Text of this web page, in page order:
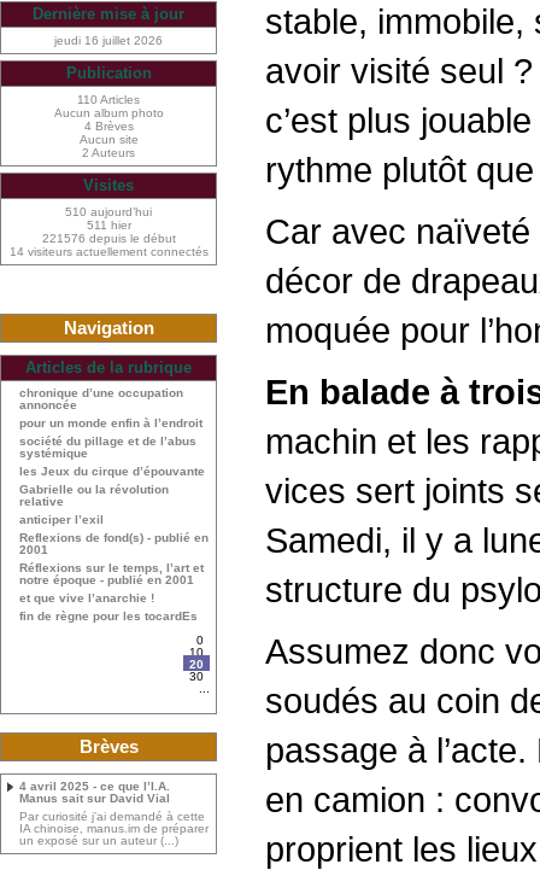
stable, immobile,
avoir visité seul
c’est plus
rythme plutôt
Car avec
décor de
moquée pour
En balade à
machin et les
vices sert joints
Samedi, il y a
structure du
Assumez donc
soudés au coin
passage à
en camion :
proprient les
Dernière mise à jour
jeudi 16 juillet 2026
Publication
110 Articles
Aucun album photo
4 Brèves
Aucun site
2 Auteurs
Visites
510 aujourd’hui
511 hier
221576 depuis le début
14 visiteurs actuellement connectés
Navigation
Articles de la rubrique
chronique d’une occupation
annoncée
pour un monde enfin à l’endroit
société du pillage et de l’abus
systémique
les Jeux du cirque d’épouvante
Gabrielle ou la révolution
relative
anticiper l’exil
Reflexions de fond(s) - publié en
2001
Réflexions sur le temps, l’art et
notre époque - publié en 2001
et que vive l’anarchie !
fin de règne pour les tocardEs
0
10
20
30
Brèves
4 avril 2025 - ce que l’I.A.
Manus sait sur David Vial
Par curiosité j’ai demandé à cette
IA chinoise, manus.im de préparer
un exposé sur un auteur (...)